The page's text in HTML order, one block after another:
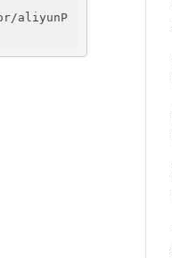
aliyunP